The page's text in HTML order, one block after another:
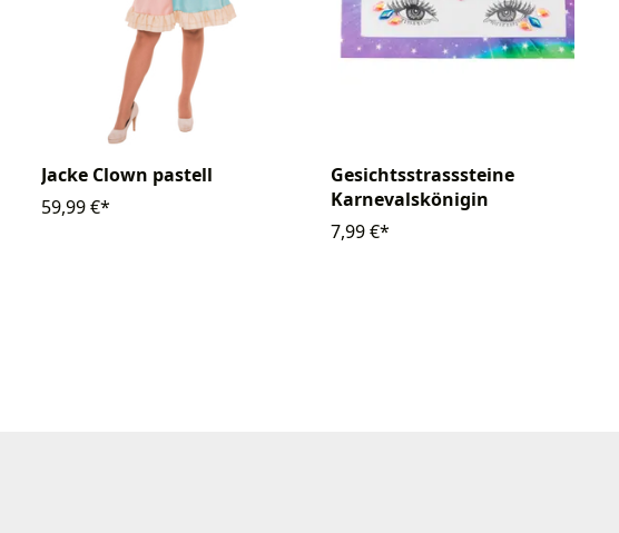
Jacke Clown pastell
59,99 €*
Gesichtsstrasssteine
Karnevalskönigin
7,99 €*